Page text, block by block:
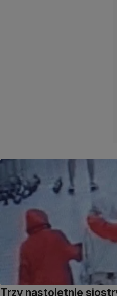
Trzy nastoletnie